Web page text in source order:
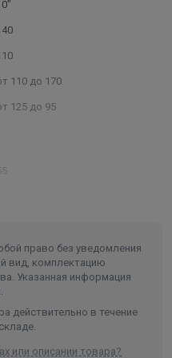
— номинальный напор в
нержавеющие рабочие
органы (рабочие
* - параметры будут
испытания агрегатов.
110 до 170
125 до 95
301
право без уведомления
вид, комплектацию
Указанная информация
действительно в течение
или описании товара?